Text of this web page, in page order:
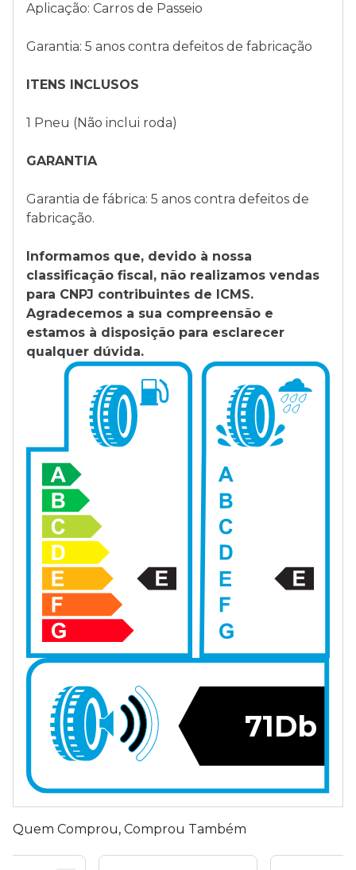
Aplicação: Carros de Passeio
Garantia: 5 anos contra defeitos de fabricação
ITENS INCLUSOS
1 Pneu (Não inclui roda)
GARANTIA
Garantia de fábrica: 5 anos contra defeitos de
fabricação.
Informamos que, devido à nossa
classificação fiscal, não realizamos vendas
para CNPJ contribuintes de ICMS.
Agradecemos a sua compreensão e
estamos à disposição para esclarecer
qualquer dúvida.
71Db
Quem Comprou, Comprou Também